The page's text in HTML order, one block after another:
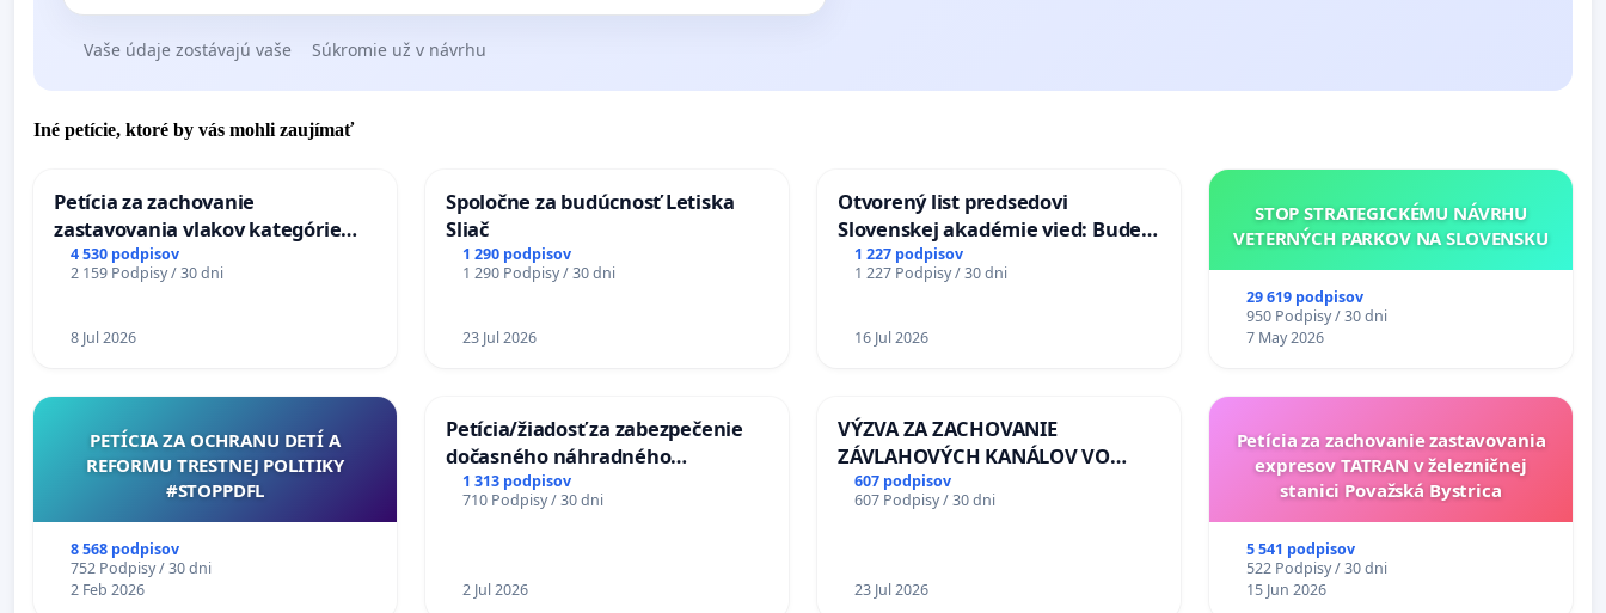
Vaše údaje zostávajú vaše Súkromie už v návrhu
Iné petície, ktoré by vás mohli zaujímať
Petícia za zachovanie
zastavovania vlakov kategórie
Expres (Ex) TATRAN v železničnej
stanici Púchov
4 530 podpisov
2 159 Podpisy / 30 dni
8 Jul 2026
Spoločne za budúcnosť Letiska
Sliač
1 290 podpisov
1 290 Podpisy / 30 dni
23 Jul 2026
Otvorený list predsedovi
Slovenskej akadémie vied: Bude
mať Vízia Slovenska 2040 mravnú
chrbticu?
1 227 podpisov
1 227 Podpisy / 30 dni
16 Jul 2026
STOP STRATEGICKÉMU NÁVRHU
VETERNÝCH PARKOV NA SLOVENSKU
29 619 podpisov
950 Podpisy / 30 dni
7 May 2026
PETÍCIA ZA OCHRANU DETÍ A
REFORMU TRESTNEJ POLITIKY
#STOPPDFL
8 568 podpisov
752 Podpisy / 30 dni
2 Feb 2026
Petícia/žiadosť za zabezpečenie
dočasného náhradného
premostenia Váhu počas úplnej
uzávery Vážskeho mosta v
1 313 podpisov
710 Podpisy / 30 dni
2 Jul 2026
VÝZVA ZA ZACHOVANIE
ZÁVLAHOVÝCH KANÁLOV VO
VÝLUČNOM VLASTNÍCTVE A POD
KONTROLOU SLOVENSKEJ
a odvodňovacích kanálov na
607 podpisov
607 Podpisy / 30 dni
23 Jul 2026
Petícia za zachovanie zastavovania
expresov TATRAN v železničnej
stanici Považská Bystrica
5 541 podpisov
522 Podpisy / 30 dni
15 Jun 2026